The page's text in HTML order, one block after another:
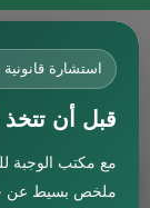
استشارة
قبل أن
مع مكتب الوجبة
ملخص بسيط عن
محامي في جدة
محامي في
محامي في المدينة
المحامي صنيتان
افضل محامي في